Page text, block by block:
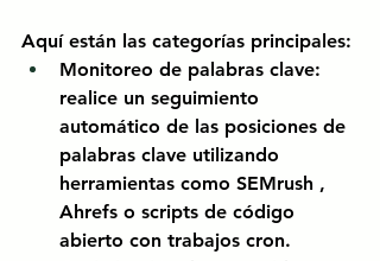
Aquí están las categorías principales:
Monitoreo de palabras clave:
realice un seguimiento
automático de las posiciones de
palabras clave utilizando
herramientas como SEMrush ,
Ahrefs o scripts de código
abierto con trabajos cron.